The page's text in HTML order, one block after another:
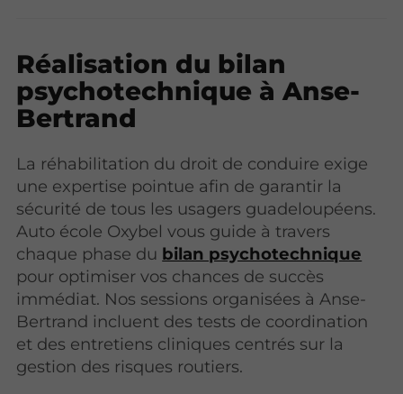
Réalisation du bilan
psychotechnique à Anse-
Bertrand
La réhabilitation du droit de conduire exige
une expertise pointue afin de garantir la
sécurité de tous les usagers guadeloupéens.
Auto école Oxybel vous guide à travers
chaque phase du bilan psychotechnique
pour optimiser vos chances de succès
immédiat. Nos sessions organisées à Anse-
Bertrand incluent des tests de coordination
et des entretiens cliniques centrés sur la
gestion des risques routiers.